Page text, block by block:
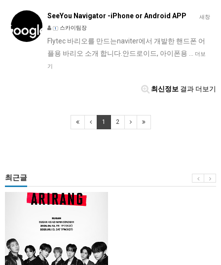
새창
SeeYou Navigator -iPhone or Android APP
스카이팀장
Flytec 바리오를 만드는naviter에서 개발한 핸드폰 어
플용 바리오 소개 합니다.안드로이드, 아이폰용 …
더보
기
최신정보 결과 더보기
1 2
최근글
서
트